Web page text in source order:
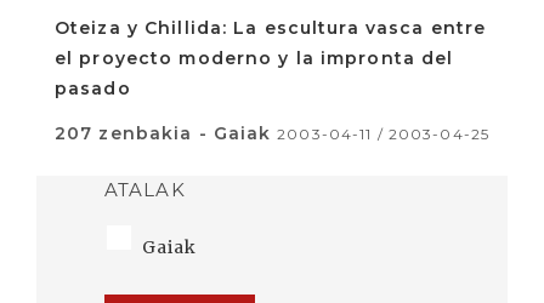
Oteiza y Chillida: La escultura vasca entre
el proyecto moderno y la impronta del
pasado
207 zenbakia - Gaiak 2003-04-11 / 2003-04-25
ATALAK
Gaiak